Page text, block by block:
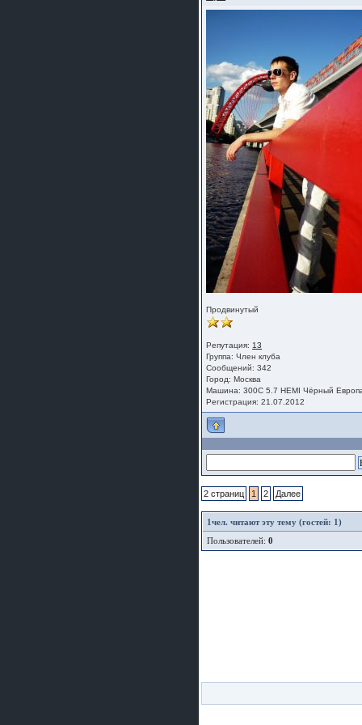
Продвинутый
Репутация: 13
Группа:Член клуба
Сообщений: 342
Город: Москва
Машина: 300C 5.7 HEMI Чёрный
Регистрация: 21.07.2012
2 страниц 1 2 Далее
1чел. читают эту тему (гостей: 1)
Пользователей:0